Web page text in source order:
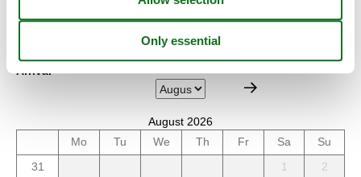
Arrival
August 2026
Mo
Tu We Th Fr Sa
Su
31
1
2